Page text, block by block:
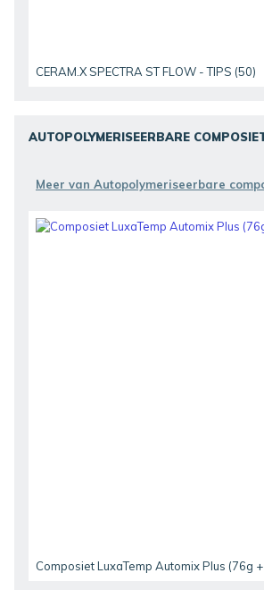
CERAM.X SPECTRA ST FLOW - TIPS (50)
AUTOPOLYMERISEERBARE
Meer van Autopolymeriseerbare
Composiet LuxaTemp Automix Plus (76g